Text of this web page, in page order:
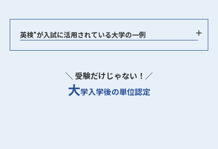
英検®が入試に活用されている大学の一例
＼ 受験だけじゃない！／
大学入学後の単位認定